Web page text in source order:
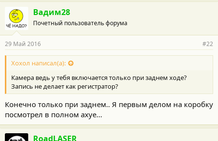
Вадим28
Почетный пользователь форума
29 Май 2016 #22
Хохол написал(а):
Камера ведь у тебя включается только при заднем ходе?
Запись не делает как регистратор?
Конечно только при заднем.. Я первым делом на коробку
посмотрел в полном ахуе...
RoadLASER